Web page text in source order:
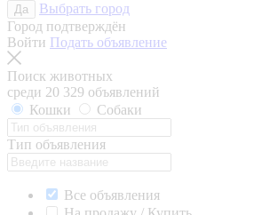
Да
Выбрать город
Город подтверждён
Войти Подать объявление
Поиск животных
среди 20 329 объявлений
Кошки
Собаки
Тип объявления
Все объявления